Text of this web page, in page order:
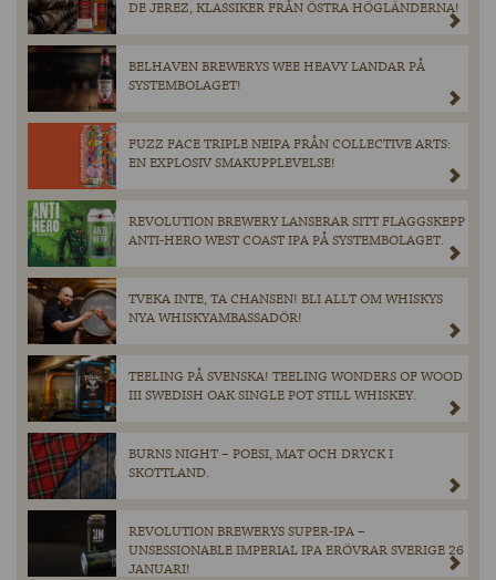
DE JEREZ, KLASSIKER FRÅN ÖSTRA HÖGLÄNDERNA!
BELHAVEN BREWERYS WEE HEAVY LANDAR PÅ
SYSTEMBOLAGET!
FUZZ FACE TRIPLE NEIPA FRÅN COLLECTIVE ARTS:
EN EXPLOSIV SMAKUPPLEVELSE!
REVOLUTION BREWERY LANSERAR SITT FLAGGSKEPP
ANTI-HERO WEST COAST IPA PÅ SYSTEMBOLAGET.
TVEKA INTE, TA CHANSEN! BLI ALLT OM WHISKYS
NYA WHISKYAMBASSADÖR!
TEELING PÅ SVENSKA! TEELING WONDERS OF WOOD
III SWEDISH OAK SINGLE POT STILL WHISKEY.
BURNS NIGHT – POESI, MAT OCH DRYCK I
SKOTTLAND.
REVOLUTION BREWERYS SUPER-IPA –
UNSESSIONABLE IMPERIAL IPA ERÖVRAR SVERIGE 26
JANUARI!